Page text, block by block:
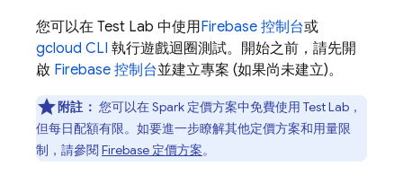
您可以在 Test Lab 中使用Firebase 控制台或
gcloud CLI 執行遊戲迴圈測試。開始之前，請先開
啟 Firebase 控制台並建立專案 (如果尚未建立)。
附註： 您可以在 Spark 定價方案中免費使用 Test Lab，
但每日配額有限。如要進一步瞭解其他定價方案和用量限
制，請參閱 Firebase 定價方案。